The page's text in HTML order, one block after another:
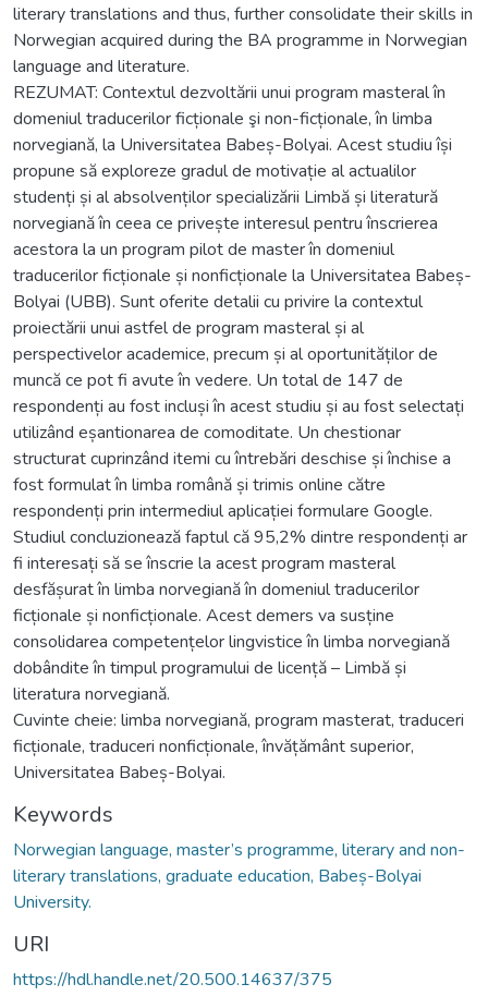
literary translations and thus, further consolidate their skills in
Norwegian acquired during the BA programme in Norwegian
language and literature.
REZUMAT: Contextul dezvoltării unui program masteral în
domeniul traducerilor ficționale şi non-ficționale, în limba
norvegiană, la Universitatea Babeș-Bolyai. Acest studiu își
propune să exploreze gradul de motivație al actualilor
studenți și al absolvenților specializării Limbă și literatură
norvegiană în ceea ce privește interesul pentru înscrierea
acestora la un program pilot de master în domeniul
traducerilor ficționale și nonficționale la Universitatea Babeș-
Bolyai (UBB). Sunt oferite detalii cu privire la contextul
proiectării unui astfel de program masteral și al
perspectivelor academice, precum și al oportunităților de
muncă ce pot fi avute în vedere. Un total de 147 de
respondenți au fost incluși în acest studiu și au fost selectați
utilizând eșantionarea de comoditate. Un chestionar
structurat cuprinzând itemi cu întrebări deschise și închise a
fost formulat în limba română și trimis online către
respondenți prin intermediul aplicației formulare Google.
Studiul concluzionează faptul că 95,2% dintre respondenți ar
fi interesați să se înscrie la acest program masteral
desfășurat în limba norvegiană în domeniul traducerilor
ficționale și nonficționale. Acest demers va susține
consolidarea competențelor lingvistice în limba norvegiană
dobândite în timpul programului de licență – Limbă și
literatura norvegiană.
Cuvinte cheie: limba norvegiană, program masterat, traduceri
ficționale, traduceri nonficționale, învățământ superior,
Universitatea Babeș-Bolyai.
Keywords
Norwegian language, master’s programme, literary and non-
literary translations, graduate education, Babeș-Bolyai
University.
URI
https://hdl.handle.net/20.500.14637/375